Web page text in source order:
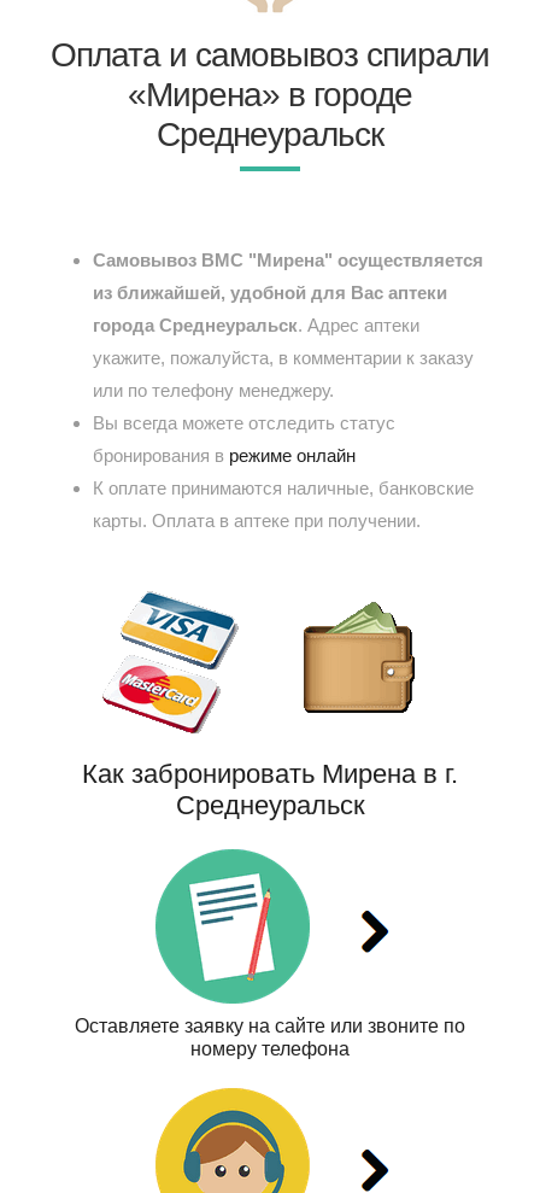
Оплата и самовывоз спирали
«Мирена» в городе
Среднеуральск
Самовывоз ВМС "Мирена" осуществляется
из ближайшей, удобной для Вас аптеки
города Среднеуральск. Адрес аптеки
укажите, пожалуйста, в комментарии к заказу
или по телефону менеджеру.
Вы всегда можете отследить статус
бронирования в режиме онлайн
К оплате принимаются наличные, банковские
карты. Оплата в аптеке при получении.
Как забронировать Мирена в г.
Среднеуральск
Оставляете заявку на сайте или звоните по
номеру телефона